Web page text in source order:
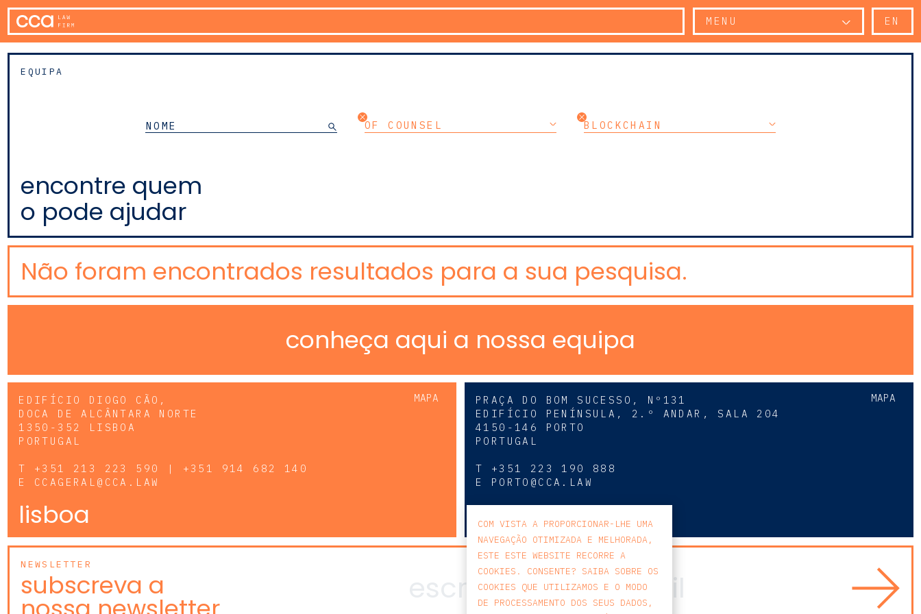
MENU EN
EQUIPA
OF COUNSEL BLOCKCHAIN
encontre quem
o pode ajudar
Não foram encontrados resultados para a sua pesquisa.
conheça aqui a nossa equipa
MAPA
EDIFÍCIO DIOGO CÃO,
DOCA DE ALCÂNTARA NORTE
1350-352 LISBOA
PORTUGAL
T +351 213 223 590 | +351 914 682 140
E CCAGERAL@CCA.LAW
lisboa
MAPA
PRAÇA DO BOM SUCESSO, Nº131
EDIFÍCIO PENÍNSULA, 2.º ANDAR, SALA 204
4150-146 PORTO
PORTUGAL
T +351 223 190 888
E PORTO@CCA.LAW
porto
NEWSLETTER
subscreva a
COM VISTA A PROPORCIONAR-LHE UMA
NAVEGAÇÃO OTIMIZADA E MELHORADA,
ESTE ESTE WEBSITE RECORRE A
COOKIES. CONSENTE? SAIBA SOBRE OS
COOKIES QUE UTILIZAMOS E O MODO
DE PROCESSAMENTO DOS SEUS DADOS,